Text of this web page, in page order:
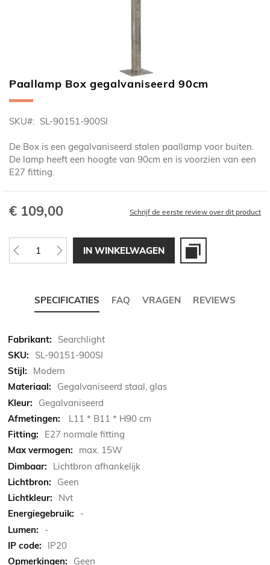
Ga
naar
begin
de
afbeeldingen-
gallerij
Paallamp Box gegalvaniseerd 90cm
SKU SL-90151-900SI
De Box is een gegalvaniseerd stalen paallamp voor buiten.
De lamp heeft een hoogte van 90cm en is voorzien van een
E27 fitting.
€ 109,00 Schrijf de eerste review over dit product
IN WINKELWAGEN
SPECIFICATIES FAQ VRAGEN REVIEWS
Meer
informatie
Searchlight
SL-90151-900SI
Modern
Gegalvaniseerd staal, glas
Gegalvaniseerd
L11 * B11 * H90 cm
E27 normale fitting
max. 15W
Lichtbron afhankelijk
Geen
Nvt
-
-
IP20
Geen